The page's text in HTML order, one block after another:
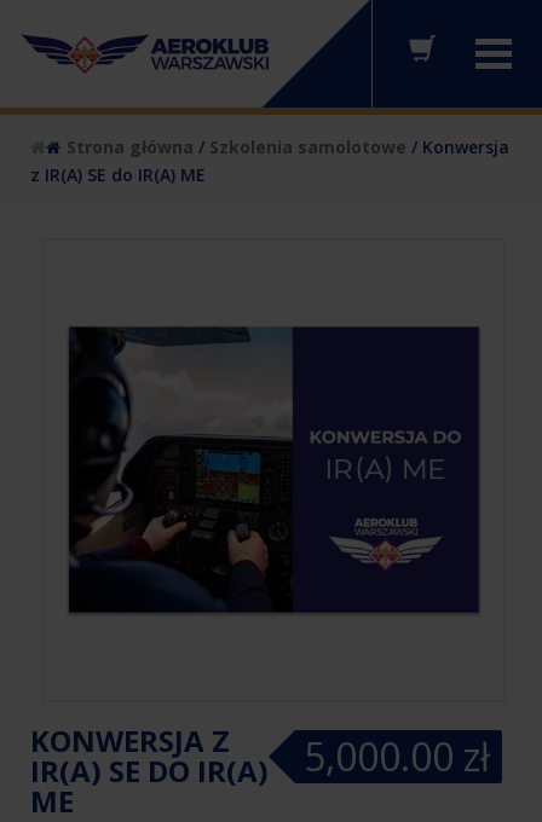
Strona główna / Szkolenia samolotowe / Konwersja
z IR(A) SE do IR(A) ME
KONWERSJA Z
IR(A) SE DO IR(A)
ME
5,000.00 zł